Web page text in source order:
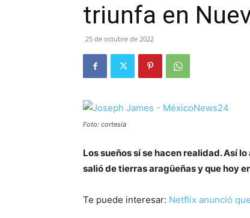
triunfa en
25 de octubre de 2022
Foto: cortesía
Los sueños sí se hacen realidad. Así
salió de tierras aragüeñas y que hoy
Te puede interesar: Netflix anunció